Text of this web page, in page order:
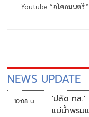
Youtube “อโศกมนต
NEWS UPDATE
10:08 น.
'ปลัด ทส.'
แม่น้ำพรม